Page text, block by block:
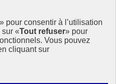
» pour consentir à l’utilisation
«Tout refuser» pour
Vous pouvez
cliquant sur
fenêtre
nouvelle fenêtre
nouvelle fenêtre
fenêtre